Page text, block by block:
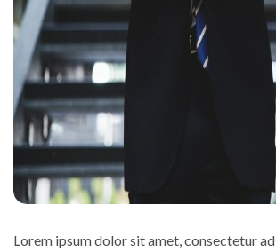
Lorem ipsum dolor sit amet, consectetur